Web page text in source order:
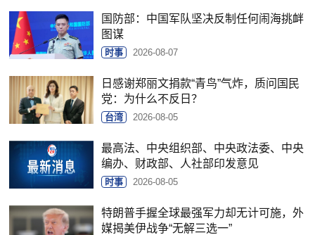
国防部：中国军队坚决反制任何闹海挑衅
图谋
时事 2026-08-07
日感谢郑丽文捐款“青鸟”气炸，质问国民
党：为什么不反日？
台湾 2026-08-05
最高法、中央组织部、中央政法委、中央
编办、财政部、人社部印发意见
时事 2026-08-05
特朗普手握全球最强军力却无计可施，外
媒揭美伊战争“无解三选一”